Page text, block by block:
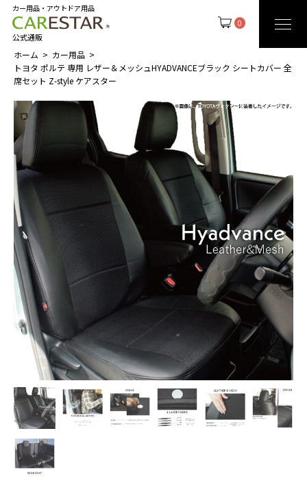
0
カー用品・アウトドア用品
公式通販
ホーム
カー用品
トヨタ ポルテ 専用 レザー＆メッシュHYADVANCEブラック シートカバー 全
席セット Z-style ケアスター